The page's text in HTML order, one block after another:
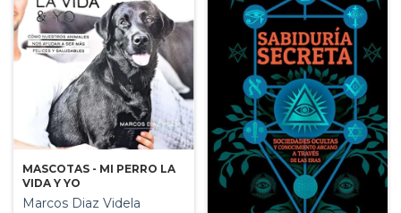
MASCOTAS - MI PERRO LA
VIDA Y YO
Marcos Diaz Videla